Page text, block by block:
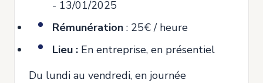
- 13/01/2025
Rémunération : 25€ / heure
Lieu : En entreprise, en présentiel
Du lundi au vendredi, en journée